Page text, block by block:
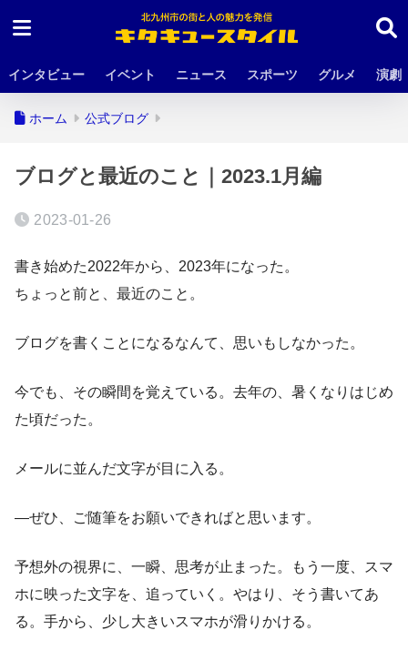
インタビュー イベント ニュース スポーツ グルメ 演劇
ホーム 公式ブログ
ブログと最近のこと｜2023.1月編
2023-01-26
書き始めた2022年から、2023年になった。
ちょっと前と、最近のこと。
ブログを書くことになるなんて、思いもしなかった。
今でも、その瞬間を覚えている。去年の、暑くなりはじめ
た頃だった。
メールに並んだ文字が目に入る。
―ぜひ、ご随筆をお願いできればと思います。
予想外の視界に、一瞬、思考が止まった。もう一度、スマ
ホに映った文字を、追っていく。やはり、そう書いてあ
る。手から、少し大きいスマホが滑りかける。